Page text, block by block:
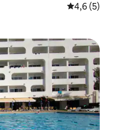
54,6 (5)